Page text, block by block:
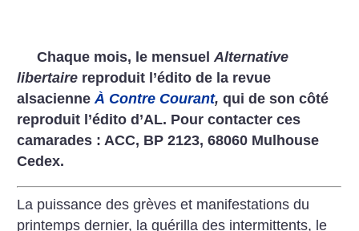
Chaque mois, le mensuelAlternative
libertaire reproduit l’édito de la revue
alsacienneÀ Contre Courant, qui de son côté
reproduit l’édito d’AL. Pour contacter ces
camarades : ACC, BP 2123, 68060 Mulhouse
Cedex.
La puissance des grèves et manifestations du
printemps dernier, la guérilla des intermittents, le